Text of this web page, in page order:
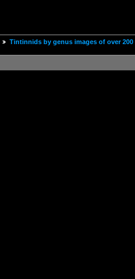
Tintinnids by genus images of over